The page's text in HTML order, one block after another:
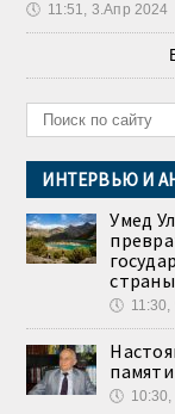
🕔 11:51, 3.Апр 2024
ИНТЕРВЬЮ И
Умед
🕔 11:30,
🕔 10:30,